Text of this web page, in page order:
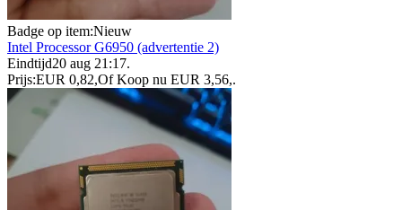
Badge op item:Nieuw
Intel Processor G6950 (advertentie 2)
Eindtijd20 aug 21:17.
Prijs:EUR 0,82,Of Koop nu EUR 3,56,.